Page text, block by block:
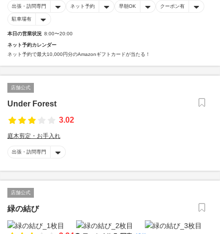
出張・訪問専門 ネット予約 早朝OK クーポン有
駐車場有
本日の営業状況 8:00〜20:00
ネット予約カレンダー
ネット予約で最大10,000円分のAmazonギフトカードが当たる！
店舗公式
Under Forest
3.02
庭木剪定・お手入れ
出張・訪問専門
店舗公式
緑の結び